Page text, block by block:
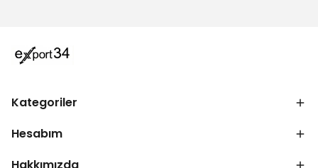
Kategoriler
Hesabım